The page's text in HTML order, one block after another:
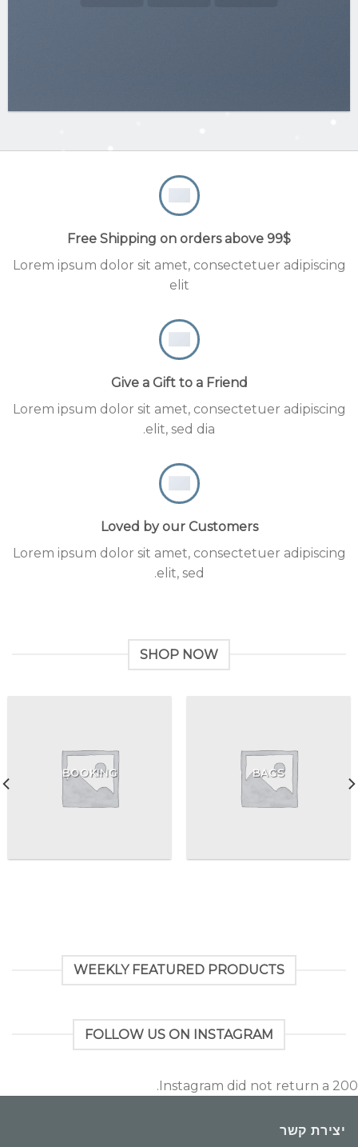
Free Shipping on orders above 99$
Lorem ipsum dolor sit amet, consectetuer adipiscing
elit
Give a Gift to a Friend
Lorem ipsum dolor sit amet, consectetuer adipiscing
elit, sed dia.
Loved by our Customers
Lorem ipsum dolor sit amet, consectetuer adipiscing
elit, sed.
SHOP NOW
BAGS
BOOKING
WEEKLY FEATURED PRODUCTS
FOLLOW US ON INSTAGRAM
Instagram did not return a 200.
יצירת קשר